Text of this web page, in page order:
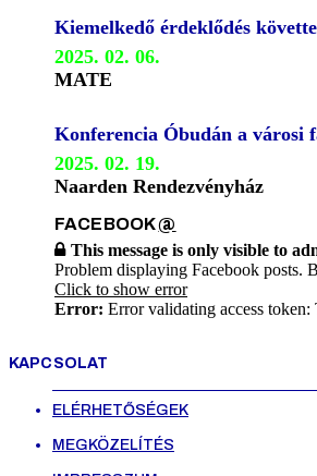
Kiemelkedő érdeklődés
2025. 02. 06.
MATE
Konferencia Óbudán a városi
2025. 02. 19.
Naarden Rendezvényház
FACEBOOK@
This message is only visible to
Problem displaying Facebook posts.
Click to show error
Error: Error validating access token:
KAPCSOLAT
ELÉRHETŐSÉGEK
MEGKÖZELÍTÉS